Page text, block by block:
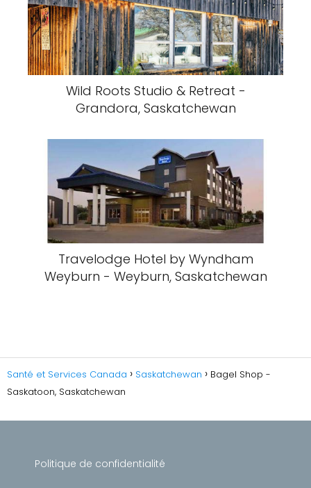
Wild Roots Studio & Retreat -
Grandora, Saskatchewan
Travelodge Hotel by Wyndham
Weyburn - Weyburn, Saskatchewan
Santé et Services Canada Saskatchewan
Bagel Shop -
Saskatoon, Saskatchewan
Politique de confidentialité